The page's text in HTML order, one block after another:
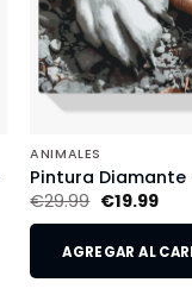
ANIMALES
Pintura Diamante
€29.99 €19.99
AGREGAR AL